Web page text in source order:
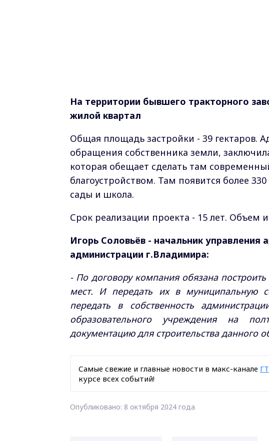
На территории бывшего тракторного
жилой квартал
Общая площадь застройки - 39 гектаров.
обращения собственника земли,
которая обещает сделать там
благоустройством. Там появится более
сады и школа.
Срок реализации проекта - 15 лет. Объем
Игорь Соловьёв - начальник управления
администрации г.Владимира:
- По договору компания обязана
мест. И передать их в муниципальную
передать в собственность
образовательного учреждения на
документацию для строительства данного
Самые свежие и главные новости в макс-канале
курсе всех событий!
Опубликовано: 8 октября 2024 года